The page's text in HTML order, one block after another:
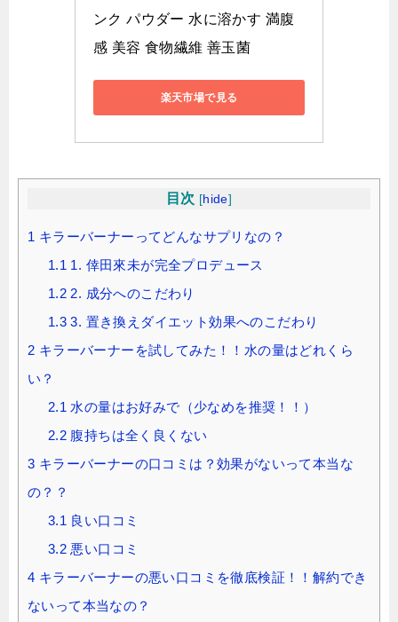
ンク パウダー 水に溶かす 満腹
感 美容 食物繊維 善玉菌
楽天市場で見る
目次 [hide]
1 キラーバーナーってどんなサプリなの？
1.1 1. 倖田來未が完全プロデュース
1.2 2. 成分へのこだわり
1.3 3. 置き換えダイエット効果へのこだわり
2 キラーバーナーを試してみた！！水の量はどれくら
い？
2.1 水の量はお好みで（少なめを推奨！！）
2.2 腹持ちは全く良くない
3 キラーバーナーの口コミは？効果がないって本当な
の？？
3.1 良い口コミ
3.2 悪い口コミ
4 キラーバーナーの悪い口コミを徹底検証！！解約でき
ないって本当なの？